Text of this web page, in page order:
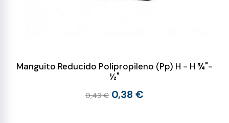
Manguito Reducido Polipropileno (Pp) H - H ¾"-
½"
0,43 € 0,38 €